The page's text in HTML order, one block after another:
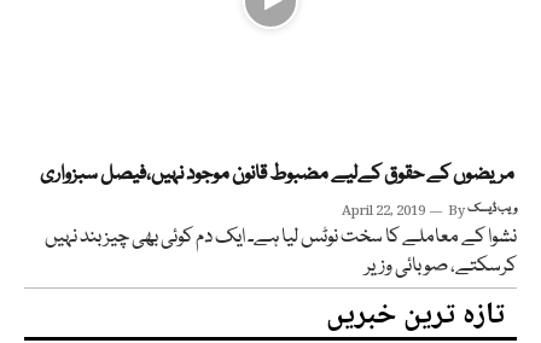
مریضوں کے حقوق کےلیے مضبوط قانون موجود نہیں،فیصل سبزواری
April 22, 2019 Byویب ڈیسک
نشوا کے معاملے کا سخت نوٹس لیا ہے۔ ایک دم کوئی بھی چیز بند نہیں
کرسکتے، صوبائی وزیر
تازہ ترین خبریں